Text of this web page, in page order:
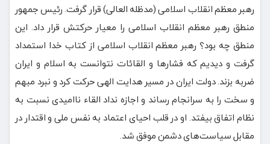
رهبر معظم انقلاب اسلامی (مدظله العالی) قرار گرفت. رئیس جمهور
منطق رهبر معظم انقلاب اسلامی را معیار حرکتش قرار داد. این
منطق چه بود؟ رهبر معظم انقلاب اسلامی از کتاب خدا استمداد
گرفت و دیدیم که فشارها و القائات نتوانست به اسلام و ایران
ضربه بزند. دولت ایران در مسیر هدایت الهی حرکت کرد و نبرد مبهم
و سخت را به سرانجام رساند و اجازه نداد القاء ناامیدی نسبت به
نظام اتفاق بیفتد. او در قلب احیای اعتماد به نفس ملی و اقتدار در
مقابل سیاست‌های دشمن موفق شد.